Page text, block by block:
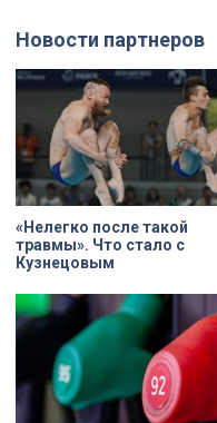
она осталась совершенно
судьбе Анны Трусовой,
пережившей оккупацию
Павловска и потерю близких.
Новости партнеров
«Нелегко после такой
травмы». Что стало с
Кузнецовым